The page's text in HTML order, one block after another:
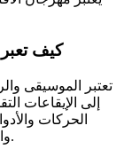
كيف
تعتبر الموسيقى
إلى الإيقاعات
الحركات
والتواصل واستمرار الذاكرة الجماعية عبر الأجيال.